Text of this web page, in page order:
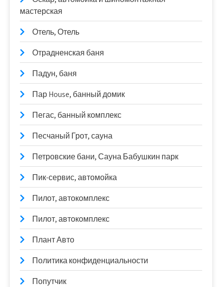
мастерская
Отель, Отель
Отрадненская баня
Падун, баня
Пар House, банный домик
Пегас, банный комплекс
Песчаный Грот, сауна
Петровские бани, Сауна Бабушкин парк
Пик-сервис, автомойка
Пилот, автокомплекс
Пилот, автокомплекс
Плант Авто
Политика конфиденциальности
Попутчик